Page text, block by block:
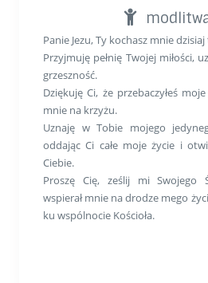
Panie Jezu, Ty kochasz mnie
Przyjmuję pełnię Twojej miłości,
grzeszność.
Dziękuję Ci, że przebaczyłeś
mnie na krzyżu.
Uznaję w Tobie mojego
oddając Ci całe moje życie i
Ciebie.
Proszę Cię, ześlij mi Swojego
wspierał mnie na drodze mego
ku wspólnocie Kościoła.